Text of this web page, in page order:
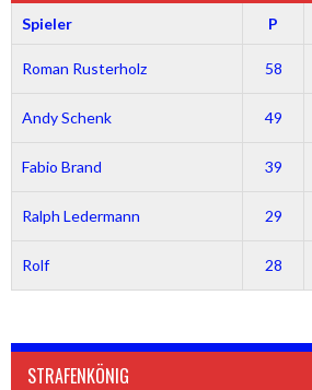
Spieler P
Roman Rusterholz 58
Andy Schenk 49
Fabio Brand 39
Ralph Ledermann 29
Rolf 28
STRAFENKÖNIG